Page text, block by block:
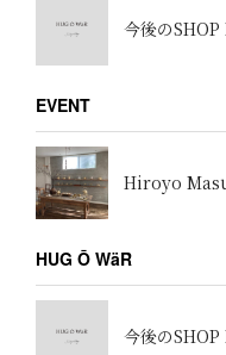
今後のSHOP
EVENT
Hiroyo
HUG Ō WäR
今後のSHOP